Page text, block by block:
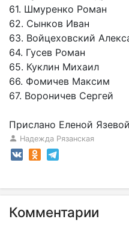
61. Шмуренко Роман
62. Сынков Иван
63. Войцеховский
64. Гусев Роман
65. Куклин Михаил
66. Фомичев Максим
67. Вороничев Сергей
Прислано Еленой
Надежда Рязанская
Комментарии